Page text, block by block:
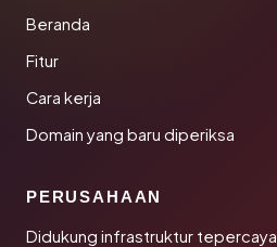
Beranda
Fitur
Cara kerja
Domain yang baru diperiksa
PERUSAHAAN
Didukung infrastruktur tepercaya